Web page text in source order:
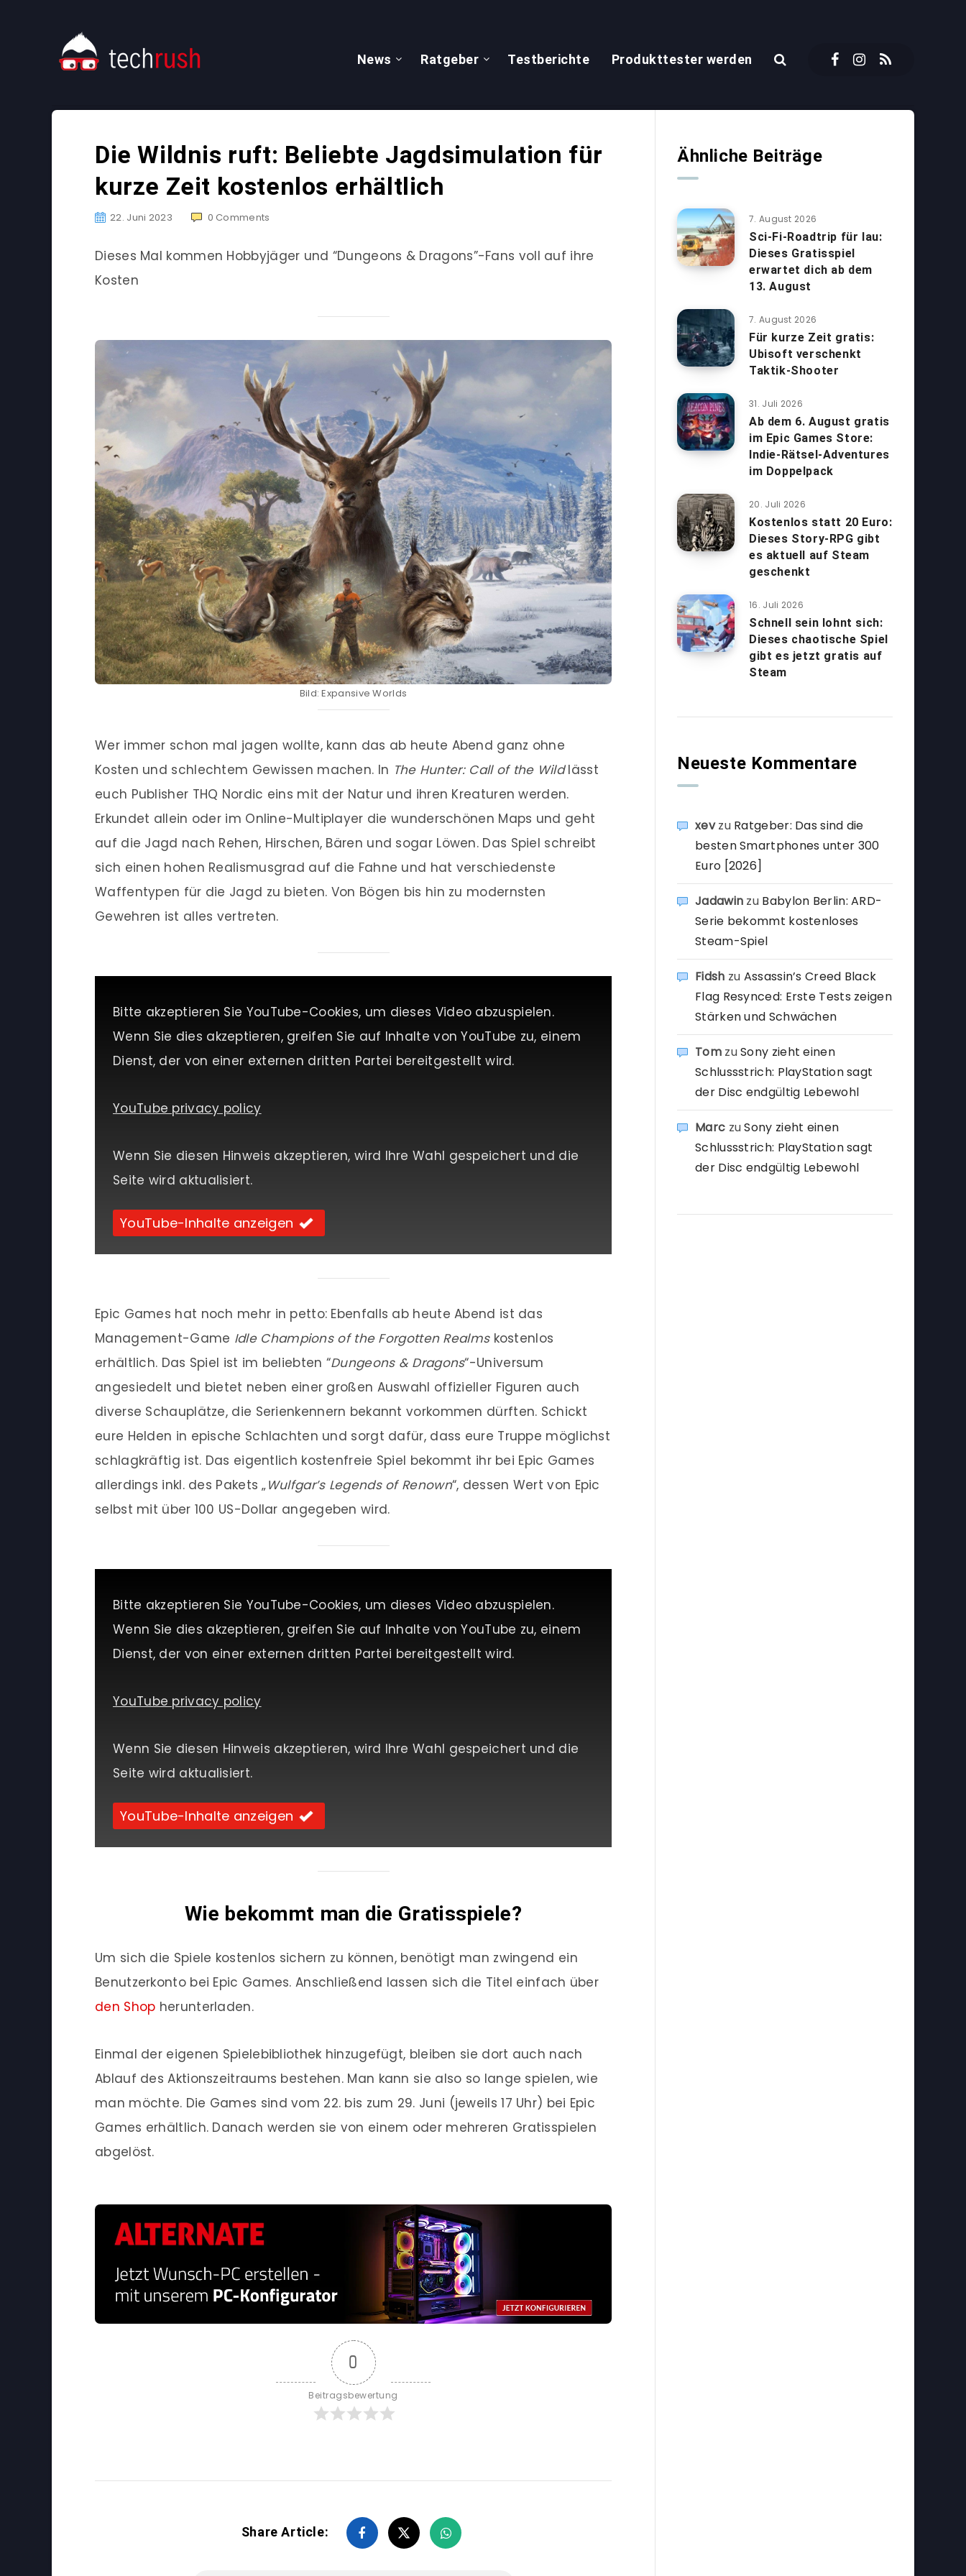
News Ratgeber Testberichte Produkttester werden
Die Wildnis ruft: Beliebte Jagdsimulation für
kurze Zeit kostenlos erhältlich
22. Juni 2023 0 Comments
Dieses Mal kommen Hobbyjäger und “Dungeons & Dragons”-Fans voll auf ihre
Kosten
Bild: Expansive Worlds
Wer immer schon mal jagen wollte, kann das ab heute Abend ganz ohne
Kosten und schlechtem Gewissen machen. In The Hunter: Call of the Wildlässt
euch Publisher THQ Nordic eins mit der Natur und ihren Kreaturen werden.
Erkundet allein oder im Online-Multiplayer die wunderschönen Maps und geht
auf die Jagd nach Rehen, Hirschen, Bären und sogar Löwen. Das Spiel schreibt
sich einen hohen Realismusgrad auf die Fahne und hat verschiedenste
Waffentypen für die Jagd zu bieten. Von Bögen bis hin zu modernsten
Gewehren ist alles vertreten.
Bitte akzeptieren Sie YouTube-Cookies, um dieses Video abzuspielen.
Wenn Sie dies akzeptieren, greifen Sie auf Inhalte von YouTube zu, einem
Dienst, der von einer externen dritten Partei bereitgestellt wird.
YouTube privacy policy
Wenn Sie diesen Hinweis akzeptieren, wird Ihre Wahl gespeichert und die
Seite wird aktualisiert.
YouTube-Inhalte anzeigen
Epic Games hat noch mehr in petto: Ebenfalls ab heute Abend ist das
Management-Game Idle Champions of the Forgotten Realmskostenlos
erhältlich. Das Spiel ist im beliebten “Dungeons & Dragons“-Universum
angesiedelt und bietet neben einer großen Auswahl offizieller Figuren auch
diverse Schauplätze, die Serienkennern bekannt vorkommen dürften. Schickt
eure Helden in epische Schlachten und sorgt dafür, dass eure Truppe möglichst
schlagkräftig ist. Das eigentlich kostenfreie Spiel bekommt ihr bei Epic Games
allerdings inkl. des Pakets „Wulfgar’s Legends of Renown“, dessen Wert von Epic
selbst mit über 100 US-Dollar angegeben wird.
Bitte akzeptieren Sie YouTube-Cookies, um dieses Video abzuspielen.
Wenn Sie dies akzeptieren, greifen Sie auf Inhalte von YouTube zu, einem
Dienst, der von einer externen dritten Partei bereitgestellt wird.
YouTube privacy policy
Wenn Sie diesen Hinweis akzeptieren, wird Ihre Wahl gespeichert und die
Seite wird aktualisiert.
YouTube-Inhalte anzeigen
Wie bekommt man die Gratisspiele?
Um sich die Spiele kostenlos sichern zu können, benötigt man zwingend ein
Benutzerkonto bei Epic Games. Anschließend lassen sich die Titel einfach über
den Shop herunterladen.
Einmal der eigenen Spielebibliothek hinzugefügt, bleiben sie dort auch nach
Ablauf des Aktionszeitraums bestehen. Man kann sie also so lange spielen, wie
man möchte. Die Games sind vom 22. bis zum 29. Juni (jeweils 17 Uhr) bei Epic
Games erhältlich. Danach werden sie von einem oder mehreren Gratisspielen
abgelöst.
0
Beitragsbewertung
Share Article:
Ähnliche Beiträge
7. August 2026
Sci-Fi-Roadtrip für lau:
Dieses Gratisspiel
erwartet dich ab dem
13. August
7. August 2026
Für kurze Zeit gratis:
Ubisoft verschenkt
Taktik-Shooter
31. Juli 2026
Ab dem 6. August gratis
im Epic Games Store:
Indie-Rätsel-Adventures
im Doppelpack
20. Juli 2026
Kostenlos statt 20 Euro:
Dieses Story-RPG gibt
es aktuell auf Steam
geschenkt
16. Juli 2026
Schnell sein lohnt sich:
Dieses chaotische Spiel
gibt es jetzt gratis auf
Steam
Neueste Kommentare
xevzu Ratgeber: Das sind die
besten Smartphones unter 300
Euro [2026]
Jadawin zu Babylon Berlin: ARD-
Serie bekommt kostenloses
Steam-Spiel
Fidsh zu Assassin’s Creed Black
Flag Resynced: Erste Tests zeigen
Stärken und Schwächen
TomzuSony zieht einen
Schlussstrich: PlayStation sagt
der Disc endgültig Lebewohl
Marc zuSony zieht einen
Schlussstrich: PlayStation sagt
der Disc endgültig Lebewohl